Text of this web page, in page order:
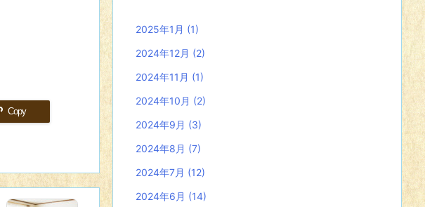
Copy
2025年1月 (1)
2024年12月 (2)
2024年11月 (1)
2024年10月 (2)
2024年9月 (3)
2024年8月 (7)
2024年7月 (12)
2024年6月 (14)